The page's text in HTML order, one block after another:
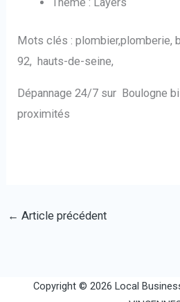
Mots clés : plombier,plomberie,
92, hauts-de-seine,
Dépannage 24/7 sur Boulogne
proximités
← Article précédent
Copyright © 2026 Local